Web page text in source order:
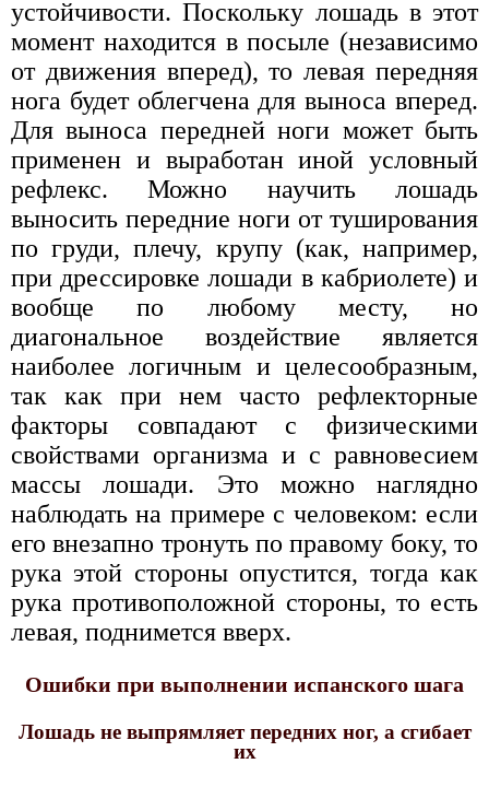
устойчивости. Поскольку лошадь в этот
момент находится в посыле (независимо
от движения вперед), то левая передняя
нога будет облегчена для выноса вперед.
Для выноса передней ноги может быть
применен и выработан иной условный
рефлекс. Можно научить лошадь
выносить передние ноги от туширования
по груди, плечу, крупу (как, например,
при дрессировке лошади в кабриолете) и
вообще по любому месту, но
диагональное воздействие является
наиболее логичным и целесообразным,
так как при нем часто рефлекторные
факторы совпадают с физическими
свойствами организма и с равновесием
массы лошади. Это можно наглядно
наблюдать на примере с человеком: если
его внезапно тронуть по правому боку, то
рука этой стороны опустится, тогда как
рука противоположной стороны, то есть
левая, поднимется вверх.
Ошибки при выполнении испанского шага
Лошадь не выпрямляет передних ног, а сгибает
их